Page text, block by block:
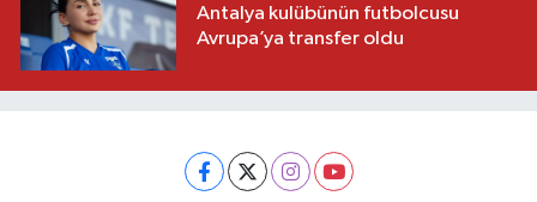
Antalya kulübünün futbolcusu
Avrupa’ya transfer oldu